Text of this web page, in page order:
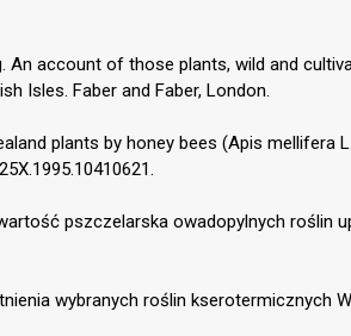
An account of those plants, wild and
Isles. Faber and Faber, London.
plants by honey bees (Apis mellifera
pszczelarska owadopylnych roślin
wybranych roślin kserotermicznych